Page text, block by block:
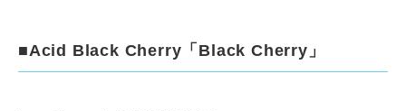
■Acid Black Cherry「Black Cherry」